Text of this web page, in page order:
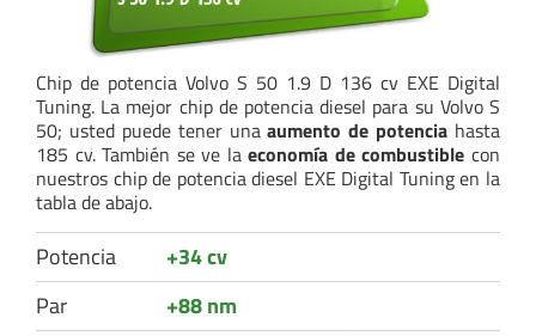
Chip de potencia Volvo S 50 1.9 D 136 cv EXE Digital
Tuning. La mejor chip de potencia diesel para su Volvo S
50; usted puede tener unaaumento de potencia hasta
185 cv. También se ve laeconomía de combustiblecon
nuestros chip de potencia diesel EXE Digital Tuning en la
tabla de abajo.
Potencia
+34 cv
Par
+88 nm